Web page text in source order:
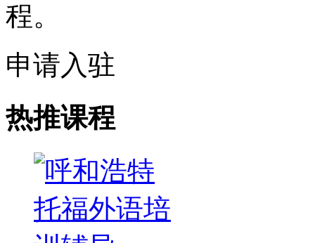
程。
申请入驻
热推课程